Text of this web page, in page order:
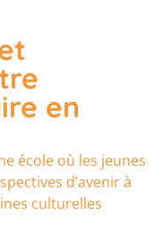
en
école où les jeunes
d’avenir à
culturelles